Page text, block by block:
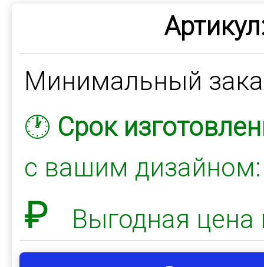
Минимальный
🕐 Срок
с вашим
₽ Выгодная